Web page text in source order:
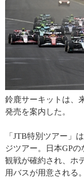
鈴鹿サーキットは、
発売を案内した。
「JTB特別ツアー」
ジツアー。日本GP
観戦が確約され、ホ
用バスが用意される